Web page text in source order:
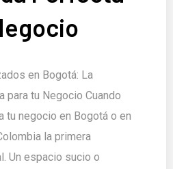
en Bogotá: La
para tu Negocio Cuando
tu negocio en Bogotá o en
la primera
Un espacio sucio o